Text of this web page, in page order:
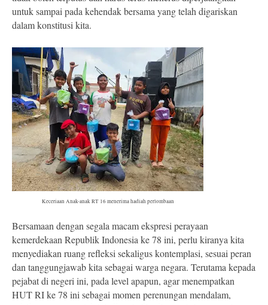
untuk sampai pada kehendak bersama yang telah digariskan
dalam konstitusi kita.
Keceriaan Anak-anak RT 16 menerima hadiah perlombaan
Bersamaan dengan segala macam ekspresi perayaan
kemerdekaan Republik Indonesia ke 78 ini, perlu kiranya kita
menyediakan ruang refleksi sekaligus kontemplasi, sesuai peran
dan tanggungjawab kita sebagai warga negara. Terutama kepada
pejabat di negeri ini, pada level apapun, agar menempatkan
HUT RI ke 78 ini sebagai momen perenungan mendalam,